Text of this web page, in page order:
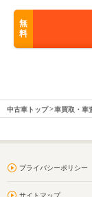
無
料
中古車トップ 車買取・車
プライバシーポリシー
サイトマップ